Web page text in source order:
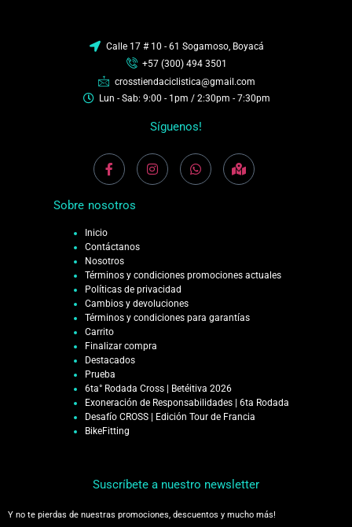
Calle 17 # 10 - 61 Sogamoso, Boyacá
+57 (300) 494 3501
crosstiendaciclistica@gmail.com
Lun - Sab: 9:00 - 1pm / 2:30pm - 7:30pm
Síguenos!
Sobre nosotros
Inicio
Contáctanos
Nosotros
Términos y condiciones promociones actuales
Políticas de privacidad
Cambios y devoluciones
Términos y condiciones para garantías
Carrito
Finalizar compra
Destacados
Prueba
6ta° Rodada Cross | Betéitiva 2026
Exoneración de Responsabilidades | 6ta Rodada
Desafío CROSS | Edición Tour de Francia
BikeFitting
Suscríbete a nuestro newsletter
Y no te pierdas de nuestras promociones, descuentos y mucho más!